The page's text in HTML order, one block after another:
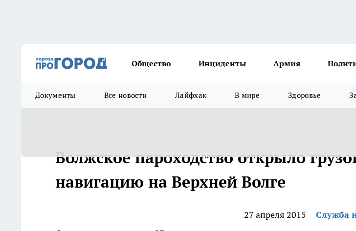
Общество Инциденты Армия
Документы Все новости Лайфхак В мире Здоровье
Волжское пароходство открыло
навигацию на Верхней Волге
27 апреля 2015
Служба